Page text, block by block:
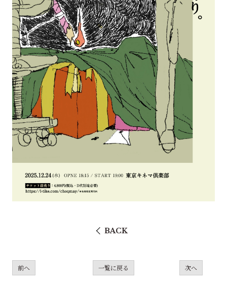
BACK
前へ 一覧に戻る 次へ